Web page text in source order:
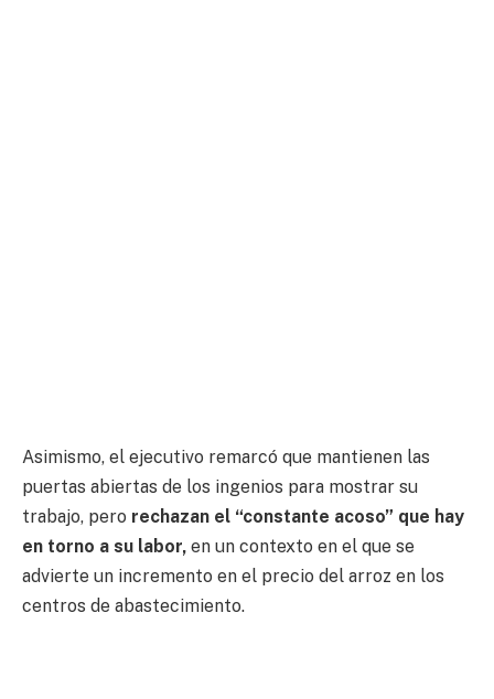
Asimismo, el ejecutivo remarcó que mantienen las
puertas abiertas de los ingenios para mostrar su
trabajo, pero rechazan el “constante acoso” que hay
en torno a su labor, en un contexto en el que se
advierte un incremento en el precio del arroz en los
centros de abastecimiento.